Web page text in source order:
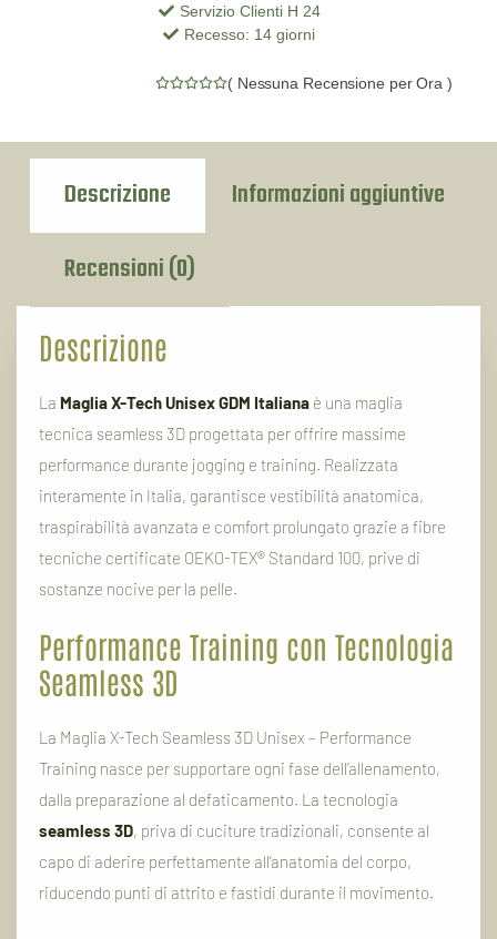
Servizio Clienti H 24
Recesso: 14 giorni
( Nessuna Recensione per Ora)
Descrizione
Informazioni aggiuntive
Recensioni (0)
Descrizione
La Maglia X-Tech Unisex GDM Italiana è una maglia
tecnica seamless 3D progettata per offrire massime
performance durante jogging e training. Realizzata
interamente in Italia, garantisce vestibilità anatomica,
traspirabilità avanzata e comfort prolungato grazie a fibre
tecniche certificate OEKO-TEX® Standard 100, prive di
sostanze nocive per la pelle.
Performance Training con Tecnologia
Seamless 3D
La Maglia X-Tech Seamless 3D Unisex – Performance
Training nasce per supportare ogni fase dell’allenamento,
dalla preparazione al defaticamento. La tecnologia
seamless 3D, priva di cuciture tradizionali, consente al
capo di aderire perfettamente all’anatomia del corpo,
riducendo punti di attrito e fastidi durante il movimento.